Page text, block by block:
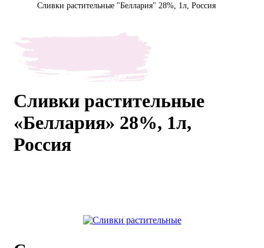
О нас
классы
Сливки растительные "Беллария" 28%, 1л, Россия
Сливки растительные
«Беллария» 28%, 1л,
Россия